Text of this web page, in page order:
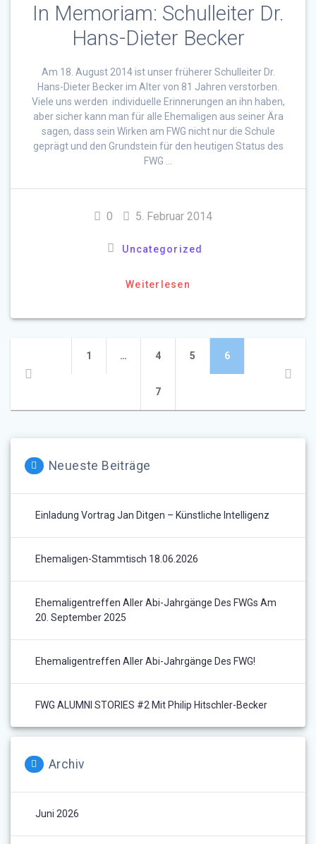
In Memoriam: Schulleiter Dr.
Hans-Dieter Becker
Am 18. August 2014 ist unser früherer Schulleiter Dr.
Hans-Dieter Becker im Alter von 81 Jahren verstorben.
Viele uns werden individuelle Erinnerungen an ihn haben,
aber sicher kann man für alle Ehemaligen aus seiner Ära
sagen, dass sein Wirken am FWG nicht nur die Schule
geprägt und den Grundstein für den heutigen Status des
FWG …
0 5. Februar 2014
Uncategorized
Weiterlesen
Beitragsnavigation
Seite
1 … Seite
4 Seite
5 Seite
6
Seite
7
Neueste Beiträge
Einladung Vortrag Jan Ditgen – Künstliche Intelligenz
Ehemaligen-Stammtisch 18.06.2026
Ehemaligentreffen Aller Abi-Jahrgänge Des FWGs Am
20. September 2025
Ehemaligentreffen Aller Abi-Jahrgänge Des FWG!
FWG ALUMNI STORIES #2 Mit Philip Hitschler-Becker
Archiv
Juni 2026